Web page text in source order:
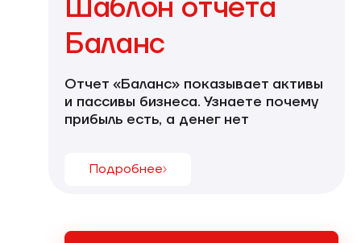
Шаблон отчета
Баланс
Отчет «Баланс» показывает активы
и пассивы бизнеса. Узнаете почему
прибыль есть, а денег нет
Подробнее